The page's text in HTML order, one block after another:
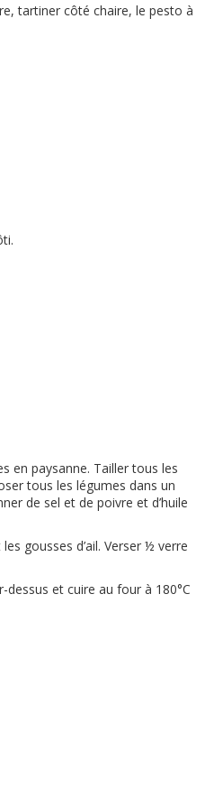
tartiner côté chaire, le pesto à
en paysanne. Tailler tous les
tous les légumes dans un
de sel et de poivre et d’huile
gousses d’ail. Verser ½ verre
et cuire au four à 180°C